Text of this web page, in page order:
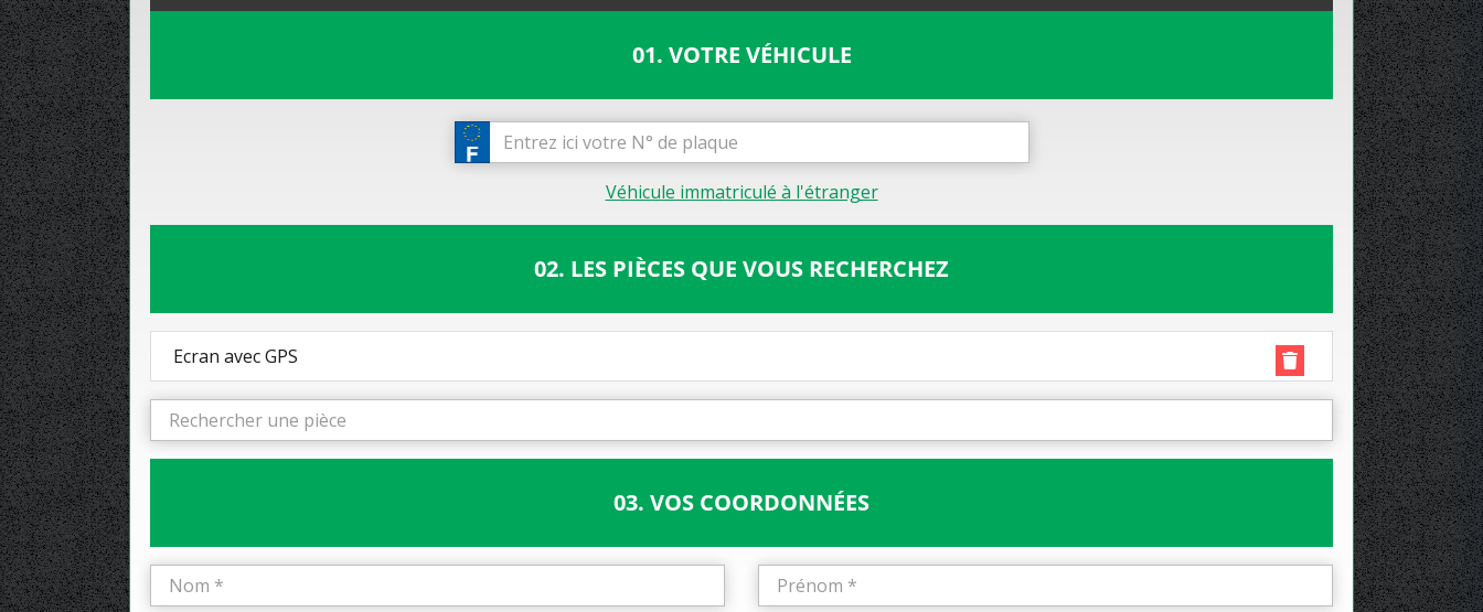
01. VOTRE VÉHICULE
Véhicule immatriculé à l'étranger
02. LES PIÈCES QUE VOUS RECHERCHEZ
Ecran avec GPS
03. VOS COORDONNÉES